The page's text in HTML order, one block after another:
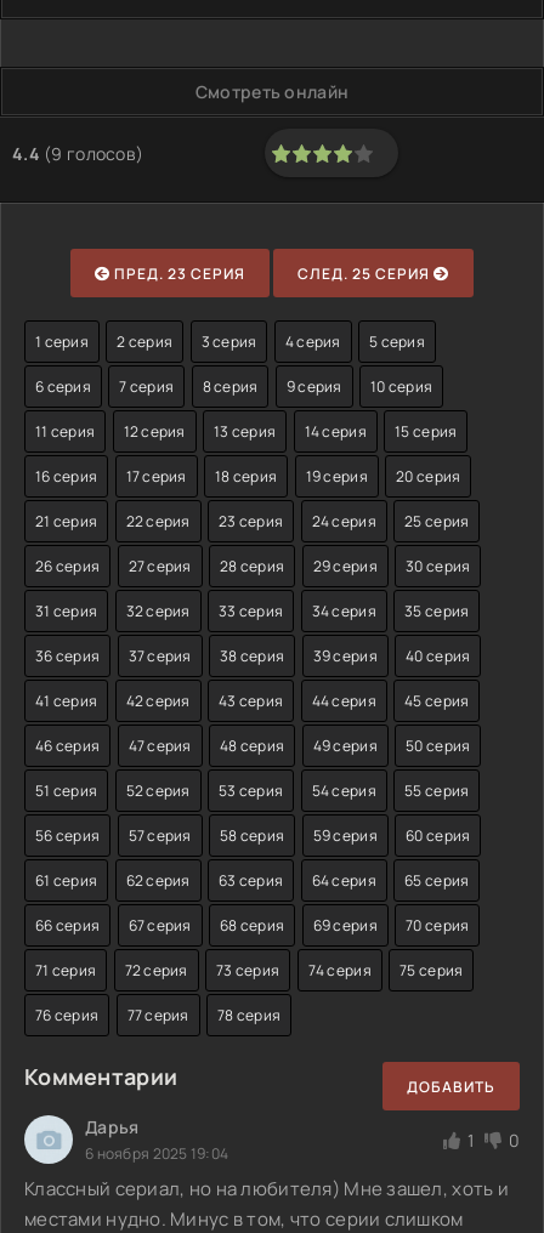
Смотреть онлайн
4.4 (9 голосов)
80
ПРЕД. 23 СЕРИЯ СЛЕД. 25 СЕРИЯ
1 серия 2 серия 3 серия 4 серия 5 серия
6 серия 7 серия 8 серия 9 серия 10 серия
11 серия 12 серия 13 серия 14 серия 15 серия
16 серия 17 серия 18 серия 19 серия 20 серия
21 серия 22 серия 23 серия 24 серия 25 серия
26 серия 27 серия 28 серия 29 серия 30 серия
31 серия 32 серия 33 серия 34 серия 35 серия
36 серия 37 серия 38 серия 39 серия 40 серия
41 серия 42 серия 43 серия 44 серия 45 серия
46 серия 47 серия 48 серия 49 серия 50 серия
51 серия 52 серия 53 серия 54 серия 55 серия
56 серия 57 серия 58 серия 59 серия 60 серия
61 серия 62 серия 63 серия 64 серия 65 серия
66 серия 67 серия 68 серия 69 серия 70 серия
71 серия 72 серия 73 серия 74 серия 75 серия
76 серия 77 серия 78 серия
Комментарии ДОБАВИТЬ
Дарья
6 ноября 2025 19:04
1 0
Классный сериал, но на любителя) Мне зашел, хоть и
местами нудно. Минус в том, что серии слишком